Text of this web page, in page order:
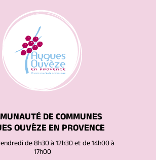
DE COMMUNES
OUVÈZE EN PROVENCE
de 8h30 à 12h30 et de 14h00 à
17h00